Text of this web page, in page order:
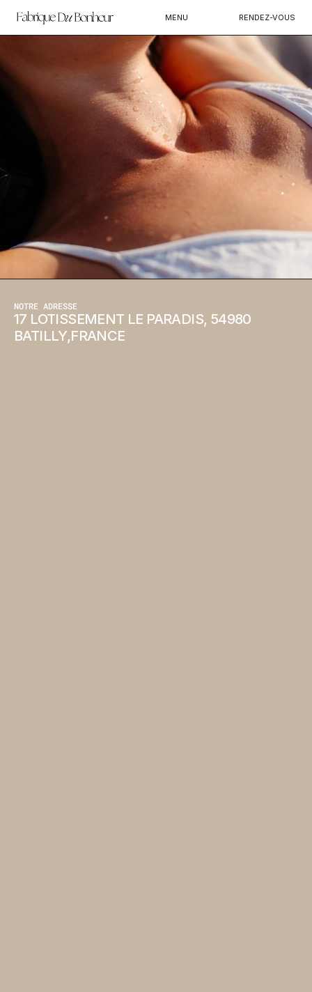
MENU RENDEZ-VOUS
NOTRE ADRESSE
17 LOTISSEMENT LE PARADIS, 54980
BATILLY,FRANCE